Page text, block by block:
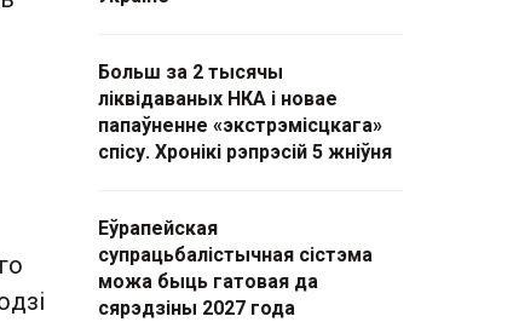
Больш за 2 тысячы
ліквідаваных НКА і новае
папаўненне «экстрэмісцкага»
спісу. Хронікі рэпрэсій 5 жніўня
Еўрапейская
супрацьбалістычная сістэма
можа быць гатовая да
сярэдзіны 2027 года